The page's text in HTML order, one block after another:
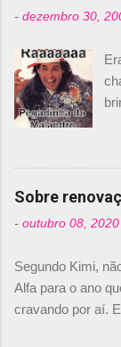
- dezembro 30,
Sobre
- outubro 08, 2020
Segundo Kimi,
Alfa para o ano
cravando por aí.